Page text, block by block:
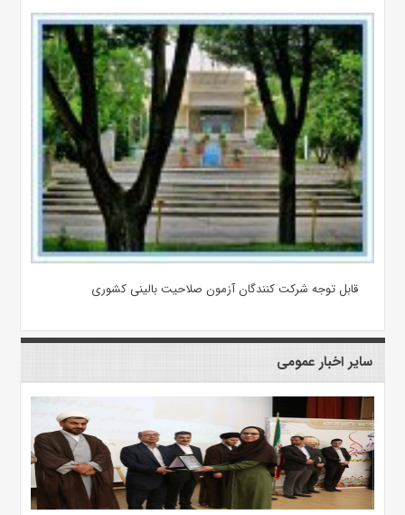
قابل توجه شرکت کنندگان آزمون صلاحیت بالینی کشوری
سایر اخبار عمومی